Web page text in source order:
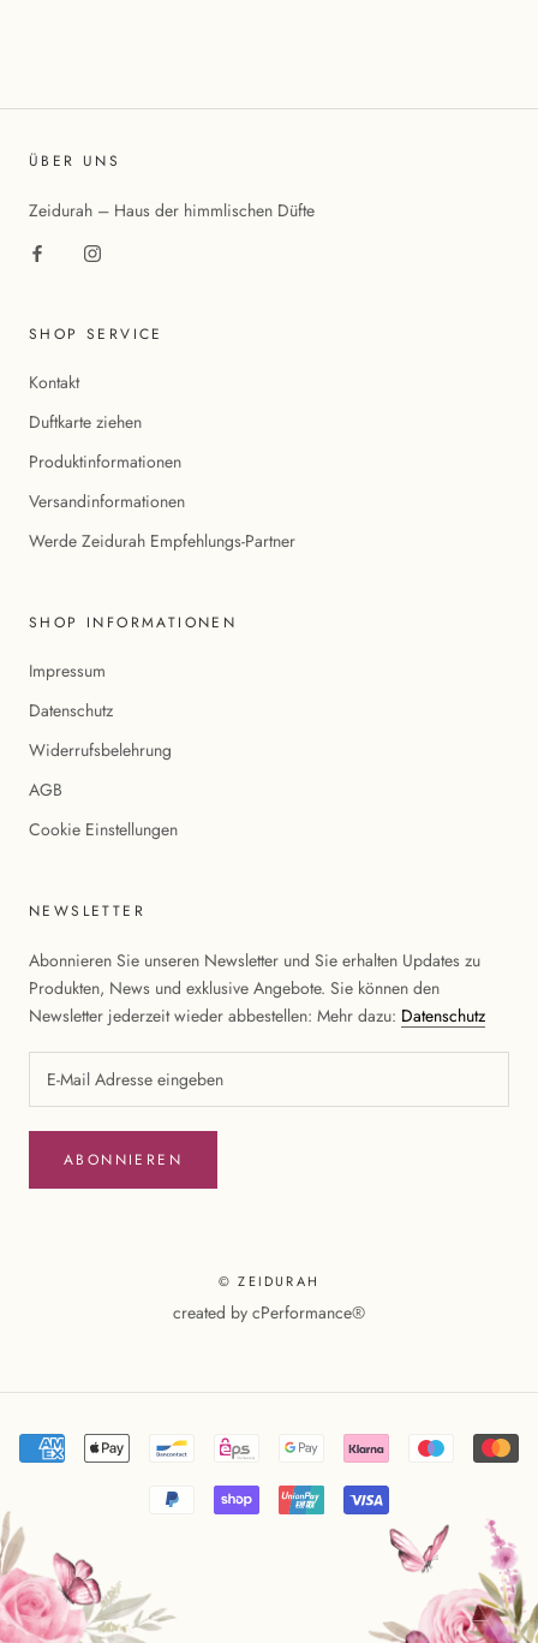
ÜBER UNS
Zeidurah – Haus der himmlischen Düfte
SHOP SERVICE
Kontakt
Duftkarte ziehen
Produktinformationen
Versandinformationen
Werde Zeidurah Empfehlungs-Partner
SHOP INFORMATIONEN
Impressum
Datenschutz
Widerrufsbelehrung
AGB
Cookie Einstellungen
NEWSLETTER
Abonnieren Sie unseren Newsletter und Sie erhalten Updates zu
Produkten, News und exklusive Angebote. Sie können den
Newsletter jederzeit wieder abbestellen: Mehr dazu: Datenschutz
ABONNIEREN
© ZEIDURAH
created by cPerformance®